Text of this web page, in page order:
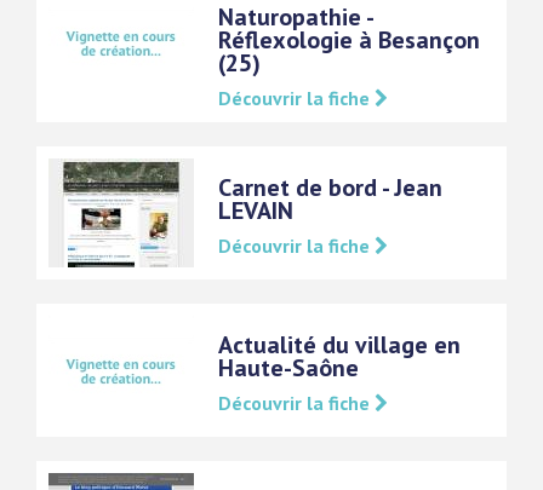
Naturopathie -
Réflexologie à Besançon
(25)
Découvrir la fiche
Carnet de bord - Jean
LEVAIN
Découvrir la fiche
Actualité du village en
Haute-Saône
Découvrir la fiche